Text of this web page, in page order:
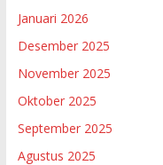
Januari 2026
Desember 2025
November 2025
Oktober 2025
September 2025
Agustus 2025